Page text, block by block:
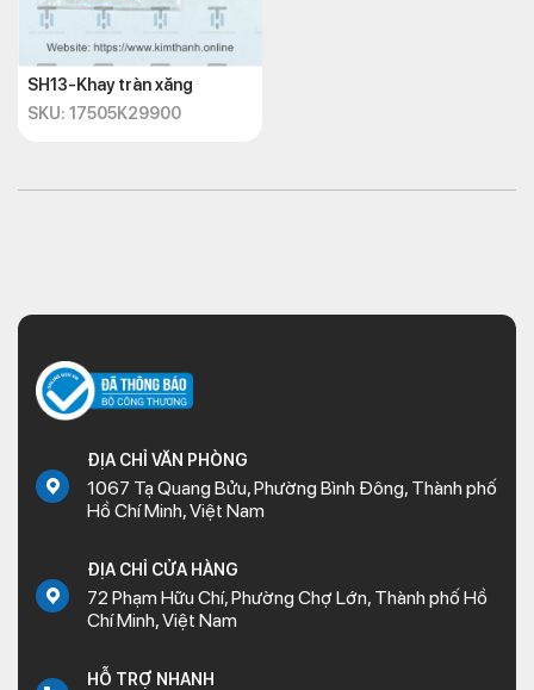
SH13-Khay tràn xăng
SKU: 17505K29900
ĐỊA CHỈ VĂN PHÒNG
1067 Tạ Quang Bửu, Phường Bình Đông, Thành phố
Hồ Chí Minh, Việt Nam
ĐỊA CHỈ CỬA HÀNG
72 Phạm Hữu Chí, Phường Chợ Lớn, Thành phố Hồ
Chí Minh, Việt Nam
HỖ TRỢ NHANH